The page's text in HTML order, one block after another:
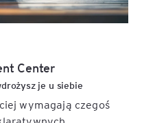
Center
je u siebie
wymagają czegoś